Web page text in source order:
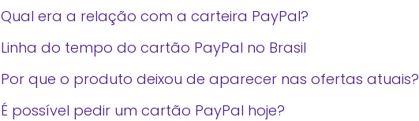
Qual era a relação com a carteira PayPal?
Linha do tempo do cartão PayPal no Brasil
Por que o produto deixou de aparecer nas ofertas atuais?
É possível pedir um cartão PayPal hoje?